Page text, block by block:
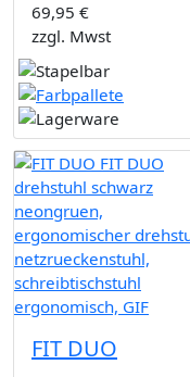
69,95 €
zzgl. Mwst
FIT DUO